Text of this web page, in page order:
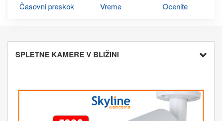
Časovni preskok Vreme Ocenite
SPLETNE KAMERE V BLIŽINI